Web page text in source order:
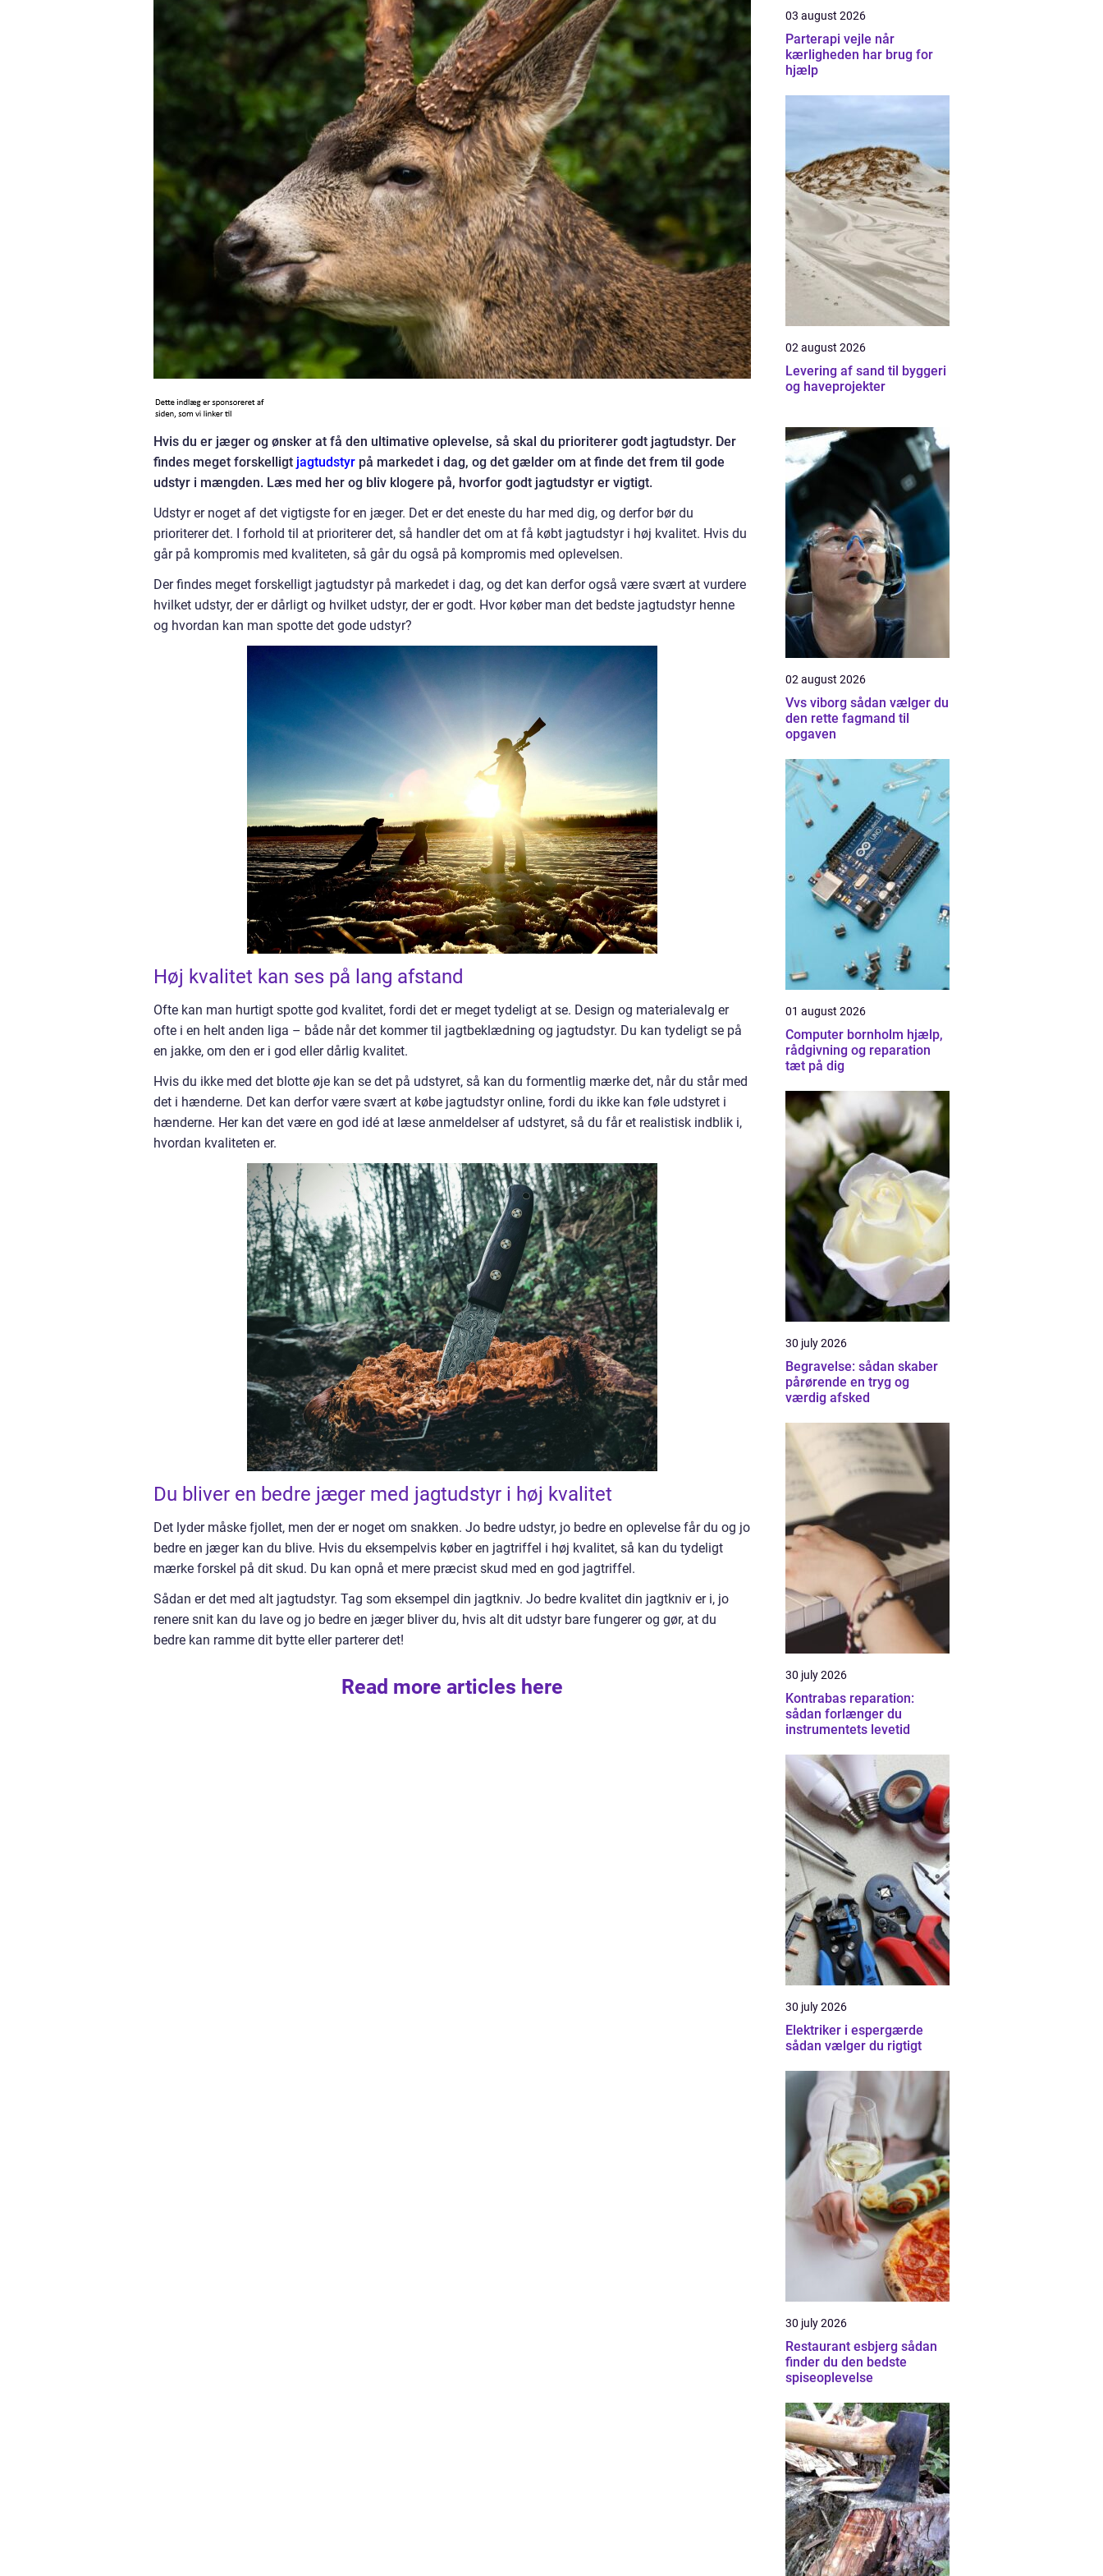
Hvis du er jæger og ønsker at få den ultimative oplevelse, så skal du prioriterer godt jagtudstyr. Der
findes meget forskelligt jagtudstyr på markedet i dag, og det gælder om at finde det frem til gode
udstyr i mængden. Læs med her og bliv klogere på, hvorfor godt jagtudstyr er vigtigt.
Udstyr er noget af det vigtigste for en jæger. Det er det eneste du har med dig, og derfor bør du
prioriterer det. I forhold til at prioriterer det, så handler det om at få købt jagtudstyr i høj kvalitet. Hvis du
går på kompromis med kvaliteten, så går du også på kompromis med oplevelsen.
Der findes meget forskelligt jagtudstyr på markedet i dag, og det kan derfor også være svært at vurdere
hvilket udstyr, der er dårligt og hvilket udstyr, der er godt. Hvor køber man det bedste jagtudstyr henne
og hvordan kan man spotte det gode udstyr?
Høj kvalitet kan ses på lang afstand
Ofte kan man hurtigt spotte god kvalitet, fordi det er meget tydeligt at se. Design og materialevalg er
ofte i en helt anden liga – både når det kommer til jagtbeklædning og jagtudstyr. Du kan tydeligt se på
en jakke, om den er i god eller dårlig kvalitet.
Hvis du ikke med det blotte øje kan se det på udstyret, så kan du formentlig mærke det, når du står med
det i hænderne. Det kan derfor være svært at købe jagtudstyr online, fordi du ikke kan føle udstyret i
hænderne. Her kan det være en god idé at læse anmeldelser af udstyret, så du får et realistisk indblik i,
hvordan kvaliteten er.
Du bliver en bedre jæger med jagtudstyr i høj kvalitet
Det lyder måske fjollet, men der er noget om snakken. Jo bedre udstyr, jo bedre en oplevelse får du og jo
bedre en jæger kan du blive. Hvis du eksempelvis køber en jagtriffel i høj kvalitet, så kan du tydeligt
mærke forskel på dit skud. Du kan opnå et mere præcist skud med en god jagtriffel.
Sådan er det med alt jagtudstyr. Tag som eksempel din jagtkniv. Jo bedre kvalitet din jagtkniv er i, jo
renere snit kan du lave og jo bedre en jæger bliver du, hvis alt dit udstyr bare fungerer og gør, at du
bedre kan ramme dit bytte eller parterer det!
Read more articles here
03 august 2026
Parterapi vejle når
kærligheden har brug for
hjælp
02 august 2026
Levering af sand til byggeri
og haveprojekter
02 august 2026
Vvs viborg sådan vælger du
den rette fagmand til
opgaven
01 august 2026
Computer bornholm hjælp,
rådgivning og reparation
tæt på dig
30 july 2026
Begravelse: sådan skaber
pårørende en tryg og
værdig afsked
30 july 2026
Kontrabas reparation:
sådan forlænger du
instrumentets levetid
30 july 2026
Elektriker i espergærde
sådan vælger du rigtigt
30 july 2026
Restaurant esbjerg sådan
finder du den bedste
spiseoplevelse